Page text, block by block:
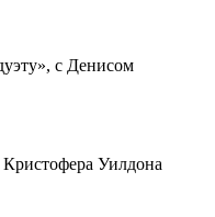
с Денисом
Уилдона